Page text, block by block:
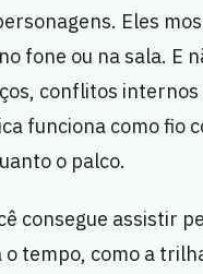
Eles
fone ou na sala. E
conflitos
funciona como fio
o palco.
consegue assistir
tempo, como a